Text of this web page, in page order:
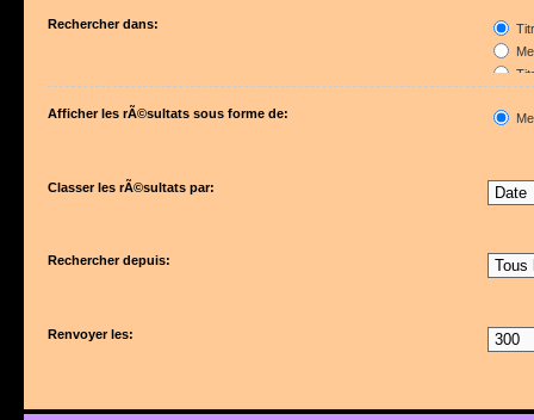
Rechercher dans:
Afficher les rÃ©sultats sous forme de:
Classer les rÃ©sultats par:
Rechercher depuis:
Renvoyer les: